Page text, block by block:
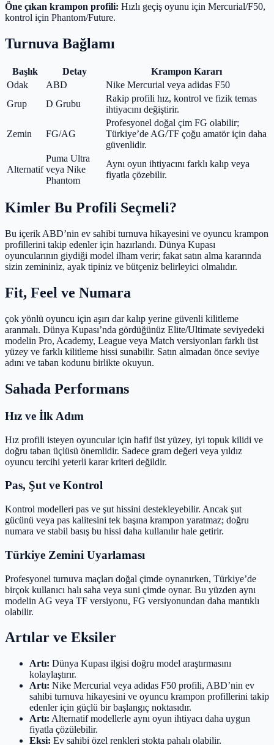
Öne çıkan krampon profili: Hızlı geçiş oyunu için Mercurial/F50,
kontrol için Phantom/Future.
Turnuva Bağlamı
Başlık Detay
Krampon Kararı
Odak
ABD
Nike Mercurial veya adidas F50
Grup
D Grubu
Rakip profili hız, kontrol ve fizik temas
ihtiyacını değiştirir.
Zemin FG/AG
Profesyonel doğal çim FG olabilir;
Türkiye’de AG/TF çoğu amatör için daha
güvenlidir.
Alternatif
Puma Ultra
veya Nike
Phantom
Aynı oyun ihtiyacını farklı kalıp veya
fiyatla çözebilir.
Kimler Bu Profili Seçmeli?
Bu içerik ABD’nin ev sahibi turnuva hikayesini ve oyuncu krampon
profillerini takip edenler için hazırlandı. Dünya Kupası
oyuncularının giydiği model ilham verir; fakat satın alma kararında
sizin zemininiz, ayak tipiniz ve bütçeniz belirleyici olmalıdır.
Fit, Feel ve Numara
çok yönlü oyuncu için aşırı dar kalıp yerine güvenli kilitleme
aranmalı. Dünya Kupası’nda gördüğünüz Elite/Ultimate seviyedeki
modelin Pro, Academy, League veya Match versiyonları farklı üst
yüzey ve farklı kilitleme hissi sunabilir. Satın almadan önce seviye
adını ve taban kodunu birlikte okuyun.
Sahada Performans
Hız ve İlk Adım
Hız profili isteyen oyuncular için hafif üst yüzey, iyi topuk kilidi ve
doğru taban üçlüsü önemlidir. Sadece gram değeri veya yıldız
oyuncu tercihi yeterli karar kriteri değildir.
Pas, Şut ve Kontrol
Kontrol modelleri pas ve şut hissini destekleyebilir. Ancak şut
gücünü veya pas kalitesini tek başına krampon yaratmaz; doğru
numara ve stabil basış bu hissi daha kullanılır hale getirir.
Türkiye Zemini Uyarlaması
Profesyonel turnuva maçları doğal çimde oynanırken, Türkiye’de
birçok kullanıcı halı saha veya suni çimde oynar. Bu yüzden aynı
modelin AG veya TF versiyonu, FG versiyonundan daha mantıklı
olabilir.
Artılar ve Eksiler
Artı: Dünya Kupası ilgisi doğru model araştırmasını
kolaylaştırır.
Artı: Nike Mercurial veya adidas F50 profili, ABD’nin ev
sahibi turnuva hikayesini ve oyuncu krampon profillerini takip
edenler için güçlü bir başlangıç noktasıdır.
Artı: Alternatif modellerle aynı oyun ihtiyacı daha uygun
fiyatla çözülebilir.
Eksi: Ev sahibi özel renkleri stokta pahalı olabilir.